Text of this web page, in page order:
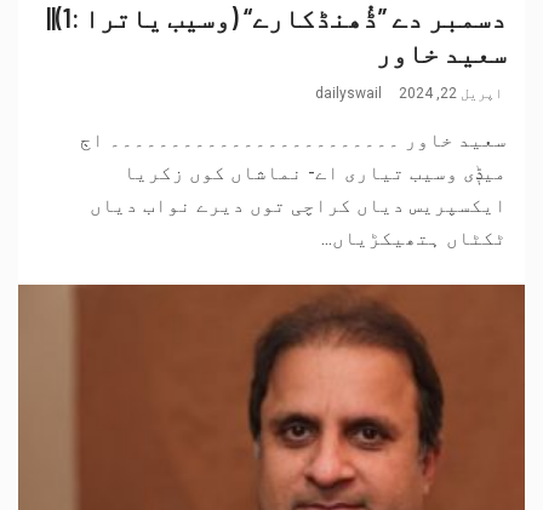
دسمبر دے ”ڈُھنڈکارے“ (وسیب یاترا :1)||
سعید خاور
اپریل 22, 2024 dailyswail
سعید خاور ۔۔۔۔۔۔۔۔۔۔۔۔۔۔۔۔۔۔۔۔۔۔۔۔ اڄ
میݙی وسیب تیاری اے- نماشاں کوں زکریا
ایکسپریس دیاں کراچی توں دیرے نواب دیاں
ٹکٹاں ہتھیکڑیاں...